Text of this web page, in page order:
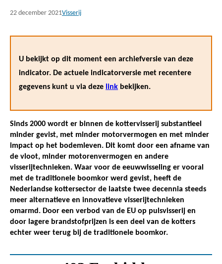
22 december 2021Visserij
U bekijkt op dit moment een archiefversie van deze
indicator. De actuele indicatorversie met recentere
gegevens kunt u via deze link bekijken.
Sinds 2000 wordt er binnen de kottervisserij substantieel
minder gevist, met minder motorvermogen en met minder
impact op het bodemleven. Dit komt door een afname van
de vloot, minder motorenvermogen en andere
visserijtechnieken. Waar voor de eeuwwisseling er vooral
met de traditionele boomkor werd gevist, heeft de
Nederlandse kottersector de laatste twee decennia steeds
meer alternatieve en innovatieve visserijtechnieken
omarmd. Door een verbod van de EU op pulsvisserij en
door lagere brandstofprijzen is een deel van de kotters
echter weer terug bij de traditionele boomkor.